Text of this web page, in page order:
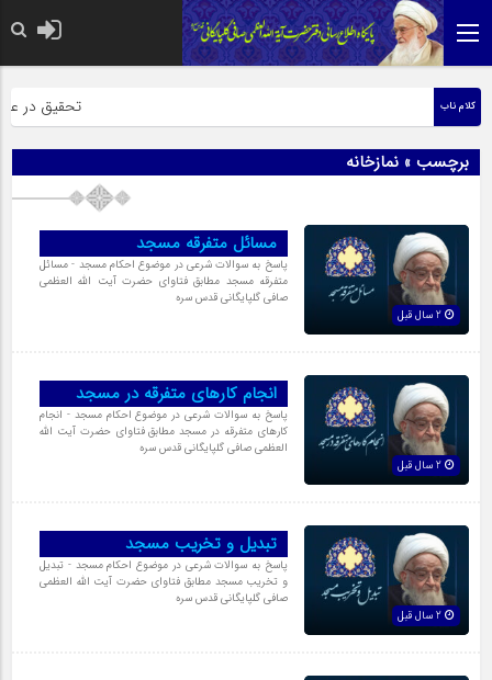
کلام ناب تحقیق در
برچسب » نمازخانه
مسائل متفرقه مسجد
پاسخ به سوالات شرعی در موضوع احکام مسجد - مسائل
متفرقه مسجد مطابق فتاوای حضرت آیت الله العظمی
صافی گلپایگانی قدس سره
انجام کارهای متفرقه در مسجد
پاسخ به سوالات شرعی در موضوع احکام مسجد - انجام
کارهای متفرقه در مسجد مطابق فتاوای حضرت آیت الله
العظمی صافی گلپایگانی قدس سره
تبدیل و تخریب مسجد
پاسخ به سوالات شرعی در موضوع احکام مسجد - تبدیل
و تخریب مسجد مطابق فتاوای حضرت آیت الله العظمی
صافی گلپایگانی قدس سره